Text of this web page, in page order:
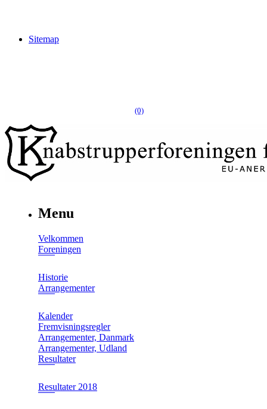
Sitemap
(0)
Menu
Velkommen
Foreningen
Historie
Arrangementer
Kalender
Fremvisningsregler
Arrangementer, Danmark
Arrangementer, Udland
Resultater
Resultater 2018